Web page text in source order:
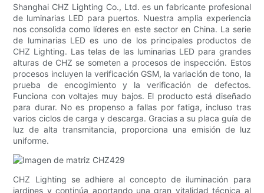
Shanghai CHZ Lighting Co., Ltd. es un fabricante profesional
de luminarias LED para puertos. Nuestra amplia experiencia
nos consolida como líderes en este sector en China. La serie
de luminarias LED es uno de los principales productos de
CHZ Lighting. Las telas de las luminarias LED para grandes
alturas de CHZ se someten a procesos de inspección. Estos
procesos incluyen la verificación GSM, la variación de tono, la
prueba de encogimiento y la verificación de defectos.
Funciona con voltajes muy bajos. El producto está diseñado
para durar. No es propenso a fallas por fatiga, incluso tras
varios ciclos de carga y descarga. Gracias a su placa guía de
luz de alta transmitancia, proporciona una emisión de luz
uniforme.
CHZ Lighting se adhiere al concepto de iluminación para
jardines y continúa aportando una gran vitalidad técnica al